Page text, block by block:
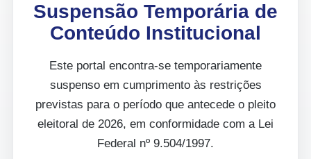
Suspensão Temporária de
Conteúdo Institucional
Este portal encontra-se temporariamente
suspenso em cumprimento às restrições
previstas para o período que antecede o pleito
eleitoral de 2026, em conformidade com a Lei
Federal nº 9.504/1997.